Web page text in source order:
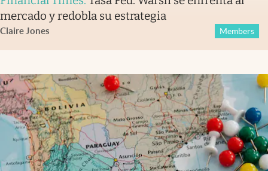
mercado y redobla su estrategia
Claire Jones Members